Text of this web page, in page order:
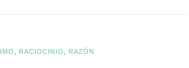
RACIOCINIO RAZÓN